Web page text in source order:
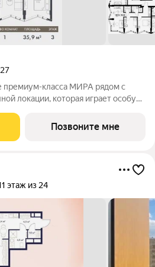
премиум-класса МИРА рядом с
локации, которая играет особую
расположена в корпусе 3, на 3
Позвоните мне
этаж из 24